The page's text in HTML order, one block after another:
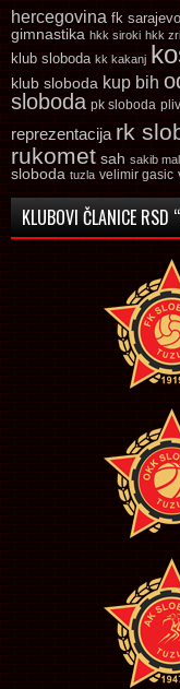
hercegovina fk sarajevo
gimnastika hkk siroki hkk
klub sloboda kk kakanj
klub sloboda kup bih
sloboda pk sloboda
reprezentacija rk
rukomet sah sakib
sloboda tuzla velimir gasic
KLUBOVI ČLANICE RSD